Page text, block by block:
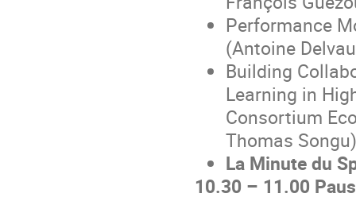
Performance
(Antoine
Building
Learning in
Consortium
Thomas
La Minute du
10.30 – 11.00